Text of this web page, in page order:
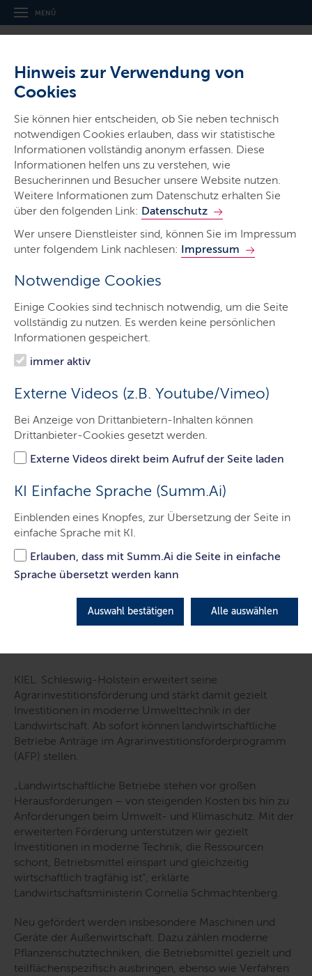
Hinweis zur Verwendung von
Cookies
Sie können hier entscheiden, ob Sie neben technisch
notwendigen Cookies erlauben, dass wir statistische
Informationen vollständig anonym erfassen. Diese
Informationen helfen uns zu verstehen, wie
Besucherinnen und Besucher unsere Website nutzen.
Weitere Informationen zum Datenschutz erhalten Sie
über den folgenden Link: Datenschutz
Wer unsere Dienstleister sind, können Sie im Impressum
unter folgendem Link nachlesen: Impressum
Notwendige Cookies
Einige Cookies sind technisch notwendig, um die Seite
vollständig zu nutzen. Es werden keine persönlichen
Informationen gespeichert.
immer aktiv
Externe Videos (z.B. Youtube/Vimeo)
Bei Anzeige von Drittanbietern-Inhalten können
Drittanbieter-Cookies gesetzt werden.
Externe Videos direkt beim Aufruf der Seite laden
KI Einfache Sprache (Summ.Ai)
Einblenden eines Knopfes, zur Übersetzung der Seite in
einfache Sprache mit KI.
Erlauben, dass mit Summ.Ai die Seite in einfache
Sprache übersetzt werden kann
Auswahl bestätigen Alle auswählen
MENÜ
Ministerium für Landwirtschaft,
ländliche Räume, Europa und
Verbraucherschutz
Ministerien & Behörden
Start
Ministerin
Ministerium
Themen
Service
Presse
Agrarinvestitionsförderung wird
erweitert: Schleswig-Holstein
fördert erstmals gezielt
Umwelttechnik
LETZTE AKTUALISIERUNG: 12.05.2026
KIEL. Schleswig-Holstein erweitert seine
Agrarinvestitionsförderung und stärkt damit gezielt
Investitionen in moderne Umwelttechnik in der
Landwirtschaft. Ab sofort können landwirtschaftliche
Betriebe Anträge im Agrarinvestitionsförderprogramm
(AFP) stellen.
„ Landwirtschaftliche Betriebe stehen vor großen
Herausforderungen – von steigenden Kosten bis hin zu
Anforderungen beim Umwelt- und Klimaschutz. Mit der
erweiterten Förderung unterstützen wir gezielt
Investitionen in moderne Technik, die Ressourcen
schont, Betriebsmittel einspart und gleichzeitig
wirtschaftlich tragfähig ist“, erklärte
Landwirtschaftsministerin Cornelia Schmachtenberg.
Neu gefördert werden insbesondere Maschinen und
Geräte der Außenwirtschaft. Dazu zählen moderne
Pflanzenschutztechniken, die Betriebsmittel gezielt und
teilflächenspezifisch ausbringen, ebenso wie Verfahren